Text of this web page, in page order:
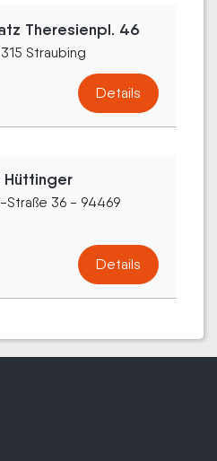
Theresienpl. 46
Straubing
Details
36 - 94469
Details